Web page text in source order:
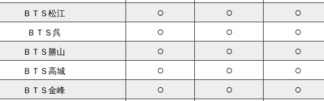
ＢＴＳ松江 ○ ○ ○
ＢＴＳ呉 ○ ○ ○
ＢＴＳ勝山 ○ ○ ○
ＢＴＳ高城 ○ ○ ○
ＢＴＳ金峰 ○ ○ ○